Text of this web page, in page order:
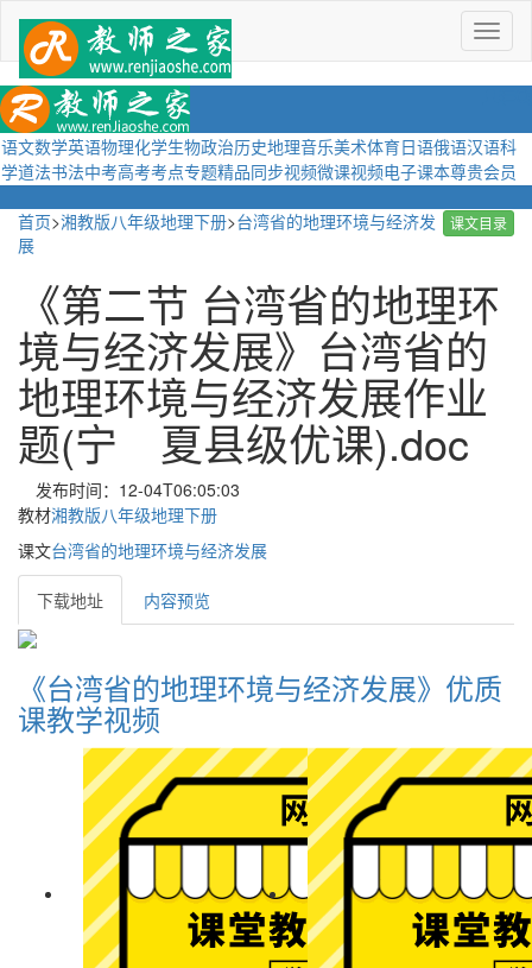
菜
单
语文数学英语物理化学生物政治历史地理音乐美术体育日语俄语汉语科
学道法书法中考高考考点专题精品同步视频微课视频电子课本尊贵会员
课文目录
首页>湘教版八年级地理下册>台湾省的地理环境与经济发
展
《第二节 台湾省的地理环
境与经济发展》台湾省的
地理环境与经济发展作业
题(宁 夏县级优课).doc
发布时间：12-04T06:05:03
教材湘教版八年级地理下册
课文台湾省的地理环境与经济发展
下载地址 内容预览
《台湾省的地理环境与经济发展》优质
课教学视频